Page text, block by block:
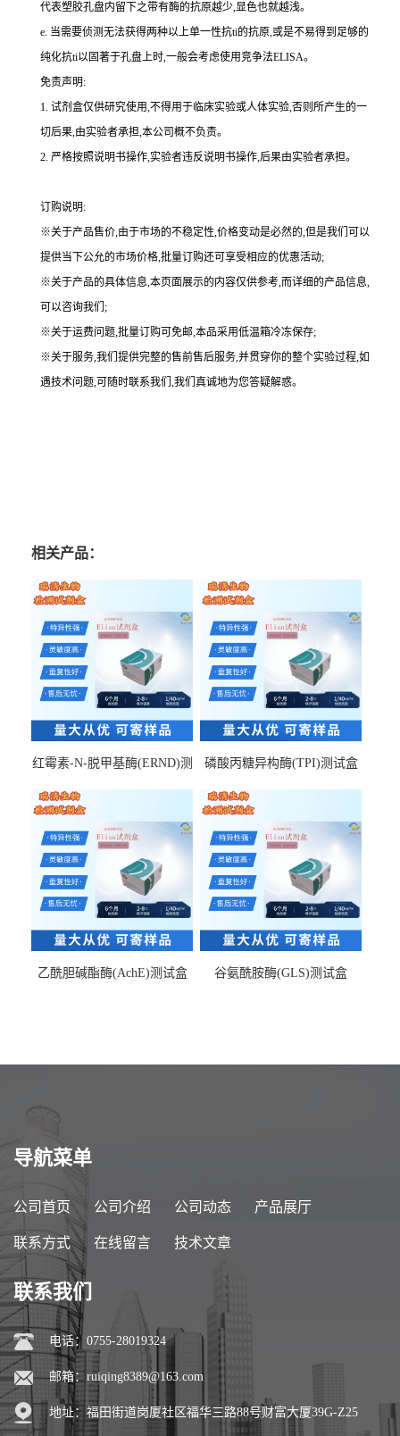
代表塑胶孔盘内留下之带有酶的抗原越少,显色也就越浅。
e. 当需要侦测无法获得两种以上单一性抗ti的抗原,或是不易得到足够的
纯化抗ti以固著于孔盘上时,一般会考虑使用竞争法ELISA。
免责声明:
1. 试剂盒仅供研究使用,不得用于临床实验或人体实验,否则所产生的一
切后果,由实验者承担,本公司概不负责。
2. 严格按照说明书操作,实验者违反说明书操作,后果由实验者承担。
订购说明:
※关于产品售价,由于市场的不稳定性,价格变动是必然的,但是我们可以
提供当下公允的市场价格,批量订购还可享受相应的优惠活动;
※关于产品的具体信息,本页面展示的内容仅供参考,而详细的产品信息,
可以咨询我们;
※关于运费问题,批量订购可免邮,本品采用低温箱冷冻保存;
※关于服务,我们提供完整的售前售后服务,并贯穿你的整个实验过程,如
遇技术问题,可随时联系我们,我们真诚地为您答疑解惑。
相关产品：
红霉素-N-脱甲基酶(ERND)测
磷酸丙糖异构酶(TPI)测试盒
乙酰胆碱酯酶(AchE)测试盒 谷氨酰胺酶(GLS)测试盒
导航菜单
公司首页 公司介绍 公司动态 产品展厅
联系方式 在线留言 技术文章
联系我们
电话：0755-28019324
邮箱： ruiqing8389@163.com
地址：福田街道岗厦社区福华三路88号财富大厦39G-Z25